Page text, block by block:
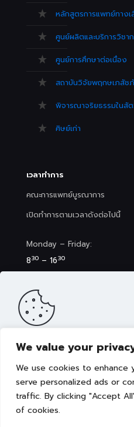
We value your
We use cookies to enhance
serve personalized ads or
traffic. By clicking "Accept
of cookies.
หลักสูตรการแพทย์ทางเ
ศูนย์ผลิตและบริการวิช
ศูนย์การศึกษาต่อเนื่อง
สถาบันวิจัยพฤกษเภสัช
พิจารณาจริยธรรมในสั
ศิษย์เก่า
เวลาทำการ
คณะการแพทย์บูรณาการ
เปิดทำการตามเวลาดังต่อไปนี้
Monday – Friday:
830 – 1630
8 30– 17
Copyright © 2022 คณะกา
เว็บไซต์นี้มีการจัดเก็บคุกกี้เพื่อมอบ
ขาย เลือกเนื้อหาที่เหมาะสมให้กับคุ
นโยบายการใช้คุกกี้ (Cookies
เป็นการยอมรับข้อกำหนดและยินยอ
ในเบื้